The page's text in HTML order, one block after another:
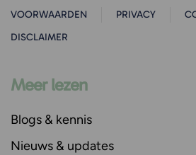
VOORWAARDEN PRIVACY
DISCLAIMER
Meer lezen
Blogs & kennis
Nieuws & updates